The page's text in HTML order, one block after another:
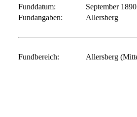
Funddatum:
September 1890
Fundangaben:
Allersberg
Fundbereich: Allersberg